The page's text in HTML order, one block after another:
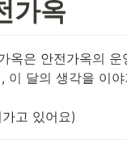
가옥
옥은 안전가옥의 운
이 달의 생각을 이
고 있어요)